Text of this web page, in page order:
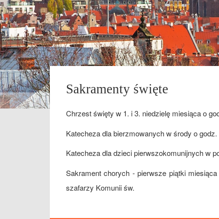
Sakramenty święte
Chrzest święty w 1. i 3. niedzielę miesiąca o
Katecheza dla bierzmowanych w środy o godz.
Katecheza dla dzieci pierwszokomunijnych w
Sakrament chorych - pierwsze piątki
szafarzy Komunii św.